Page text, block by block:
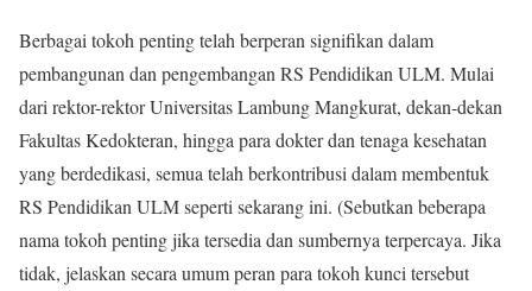
Berbagai tokoh penting telah berperan signifikan dalam
pembangunan dan pengembangan RS Pendidikan ULM. Mulai
dari rektor-rektor Universitas Lambung Mangkurat, dekan-dekan
Fakultas Kedokteran, hingga para dokter dan tenaga kesehatan
yang berdedikasi, semua telah berkontribusi dalam membentuk
RS Pendidikan ULM seperti sekarang ini. (Sebutkan beberapa
nama tokoh penting jika tersedia dan sumbernya terpercaya. Jika
tidak, jelaskan secara umum peran para tokoh kunci tersebut